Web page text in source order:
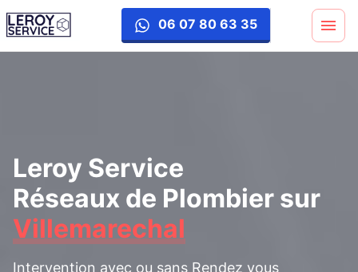
06 07 80 63 35
Leroy Service
Réseaux de Plombier sur
Villemarechal
Intervention avec ou sans Rendez vous